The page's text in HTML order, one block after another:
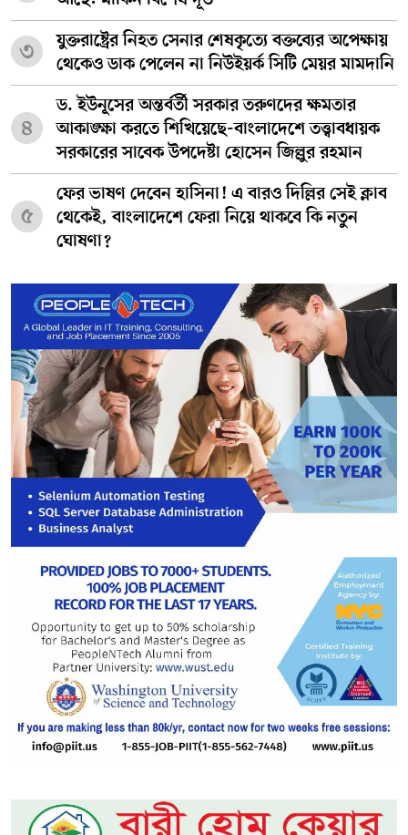
৩
যুক্তরাষ্ট্রের নিহত সেনার শেষকৃত্যে বক্তব্যের অপেক্ষায়
থেকেও ডাক পেলেন না নিউইয়র্ক সিটি মেয়র মামদানি
৪
ড. ইউনূসের অন্তর্বর্তী সরকার তরুণদের ক্ষমতার
আকাঙ্ক্ষা করতে শিখিয়েছে-বাংলাদেশে তত্ত্বাবধায়ক
সরকারের সাবেক উপদেষ্টা হোসেন জিল্লুর রহমান
৫
ফের ভাষণ দেবেন হাসিনা! এ বারও দিল্লির সেই ক্লাব
থেকেই, বাংলাদেশে ফেরা নিয়ে থাকবে কি নতুন
ঘোষণা?